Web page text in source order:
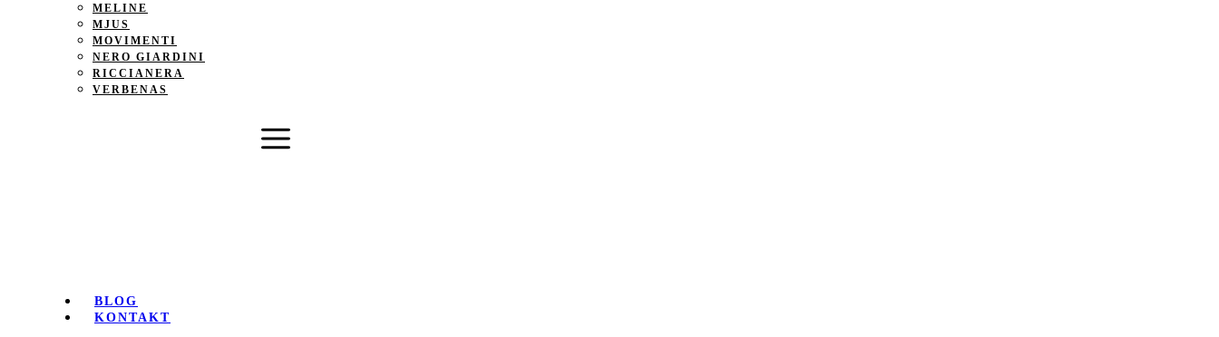
MELINE
MJUS
MOVIMENTI
NERO GIARDINI
RICCIANERA
VERBENAS
BLOG
KONTAKT